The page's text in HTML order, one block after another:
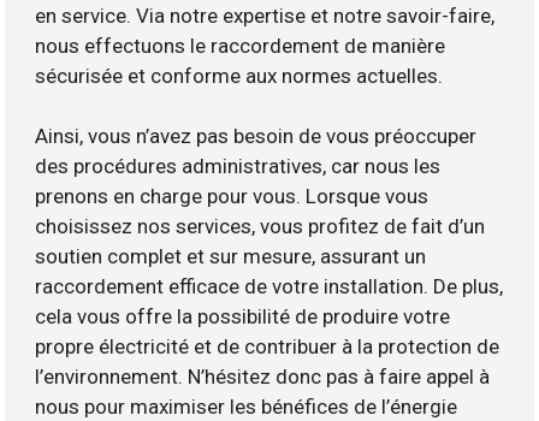
en service. Via notre expertise et notre savoir-faire,
nous effectuons le raccordement de manière
sécurisée et conforme aux normes actuelles.
Ainsi, vous n’avez pas besoin de vous préoccuper
des procédures administratives, car nous les
prenons en charge pour vous. Lorsque vous
choisissez nos services, vous profitez de fait d’un
soutien complet et sur mesure, assurant un
raccordement efficace de votre installation. De plus,
cela vous offre la possibilité de produire votre
propre électricité et de contribuer à la protection de
l’environnement. N’hésitez donc pas à faire appel à
nous pour maximiser les bénéfices de l’énergie